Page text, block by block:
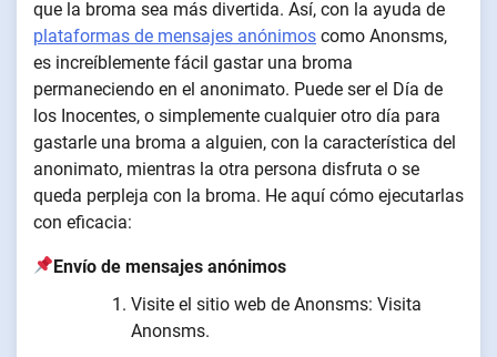
que la broma sea más divertida. Así, con la ayuda de
plataformas de mensajes anónimos como Anonsms,
es increíblemente fácil gastar una broma
permaneciendo en el anonimato. Puede ser el Día de
los Inocentes, o simplemente cualquier otro día para
gastarle una broma a alguien, con la característica del
anonimato, mientras la otra persona disfruta o se
queda perpleja con la broma. He aquí cómo ejecutarlas
con eficacia:
Envío de mensajes anónimos
Visite el sitio web de Anonsms: Visita
Anonsms.